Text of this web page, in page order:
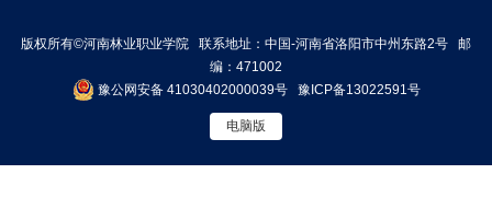
版权所有©河南林业职业学院 联系地址：中国-河南省洛阳市中州东路2号 邮
编：471002
豫公网安备 41030402000039号
豫ICP备13022591号
电脑版